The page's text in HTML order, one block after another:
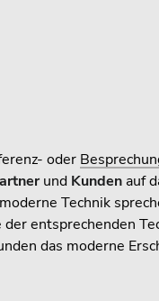
oder
und Kundenauf
Technik
der entsprechenden
das moderne